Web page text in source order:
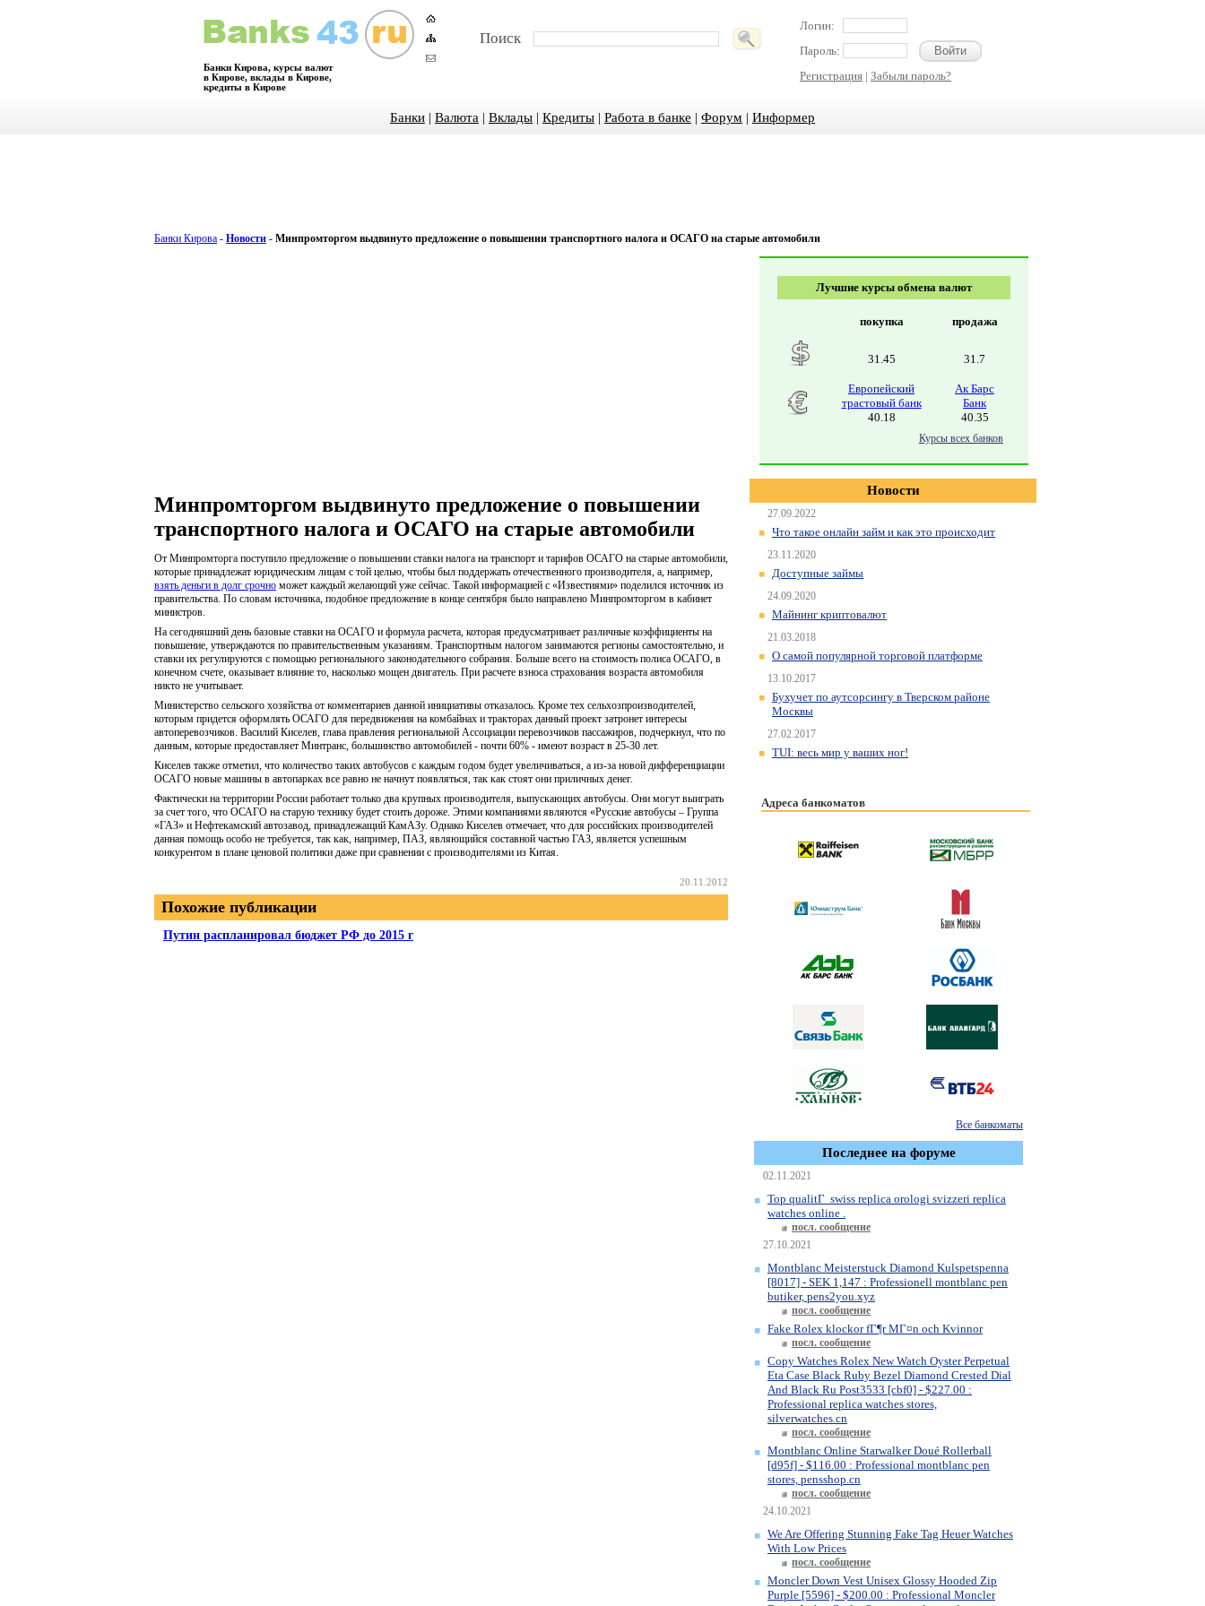
Банки Кирова, курсы валют
в Кирове, вклады в Кирове,
кредиты в Кирове
Поиск
Логин:
Пароль:
Регистрация | Забыли пароль?
Банки | Валюта | Вклады | Кредиты | Работа в банке | Форум | Информер
Банки Кирова - Новости - Минпромторгом выдвинуто предложение о повышении транспортного налога и ОСАГО на старые автомобили
Минпромторгом выдвинуто предложение о повышении
транспортного налога и ОСАГО на старые автомобили
От Минпромторга поступило предложение о повышении ставки налога на транспорт и тарифов ОСАГО на старые автомобили,
которые принадлежат юридическим лицам с той целью, чтобы был поддержать отечественного производителя, а, например,
взять деньги в долг срочно может каждый желающий уже сейчас. Такой информацией с «Известиями» поделился источник из
правительства. По словам источника, подобное предложение в конце сентября было направлено Минпромторгом в кабинет
министров.
На сегодняшний день базовые ставки на ОСАГО и формула расчета, которая предусматривает различные коэффициенты на
повышение, утверждаются по правительственным указаниям. Транспортным налогом занимаются регионы самостоятельно, и
ставки их регулируются с помощью регионального законодательного собрания. Больше всего на стоимость полиса ОСАГО, в
конечном счете, оказывает влияние то, насколько мощен двигатель. При расчете взноса страхования возраста автомобиля
никто не учитывает.
Министерство сельского хозяйства от комментариев данной инициативы отказалось. Кроме тех сельхозпроизводителей,
которым придется оформлять ОСАГО для передвижения на комбайнах и тракторах данный проект затронет интересы
автоперевозчиков. Василий Киселев, глава правления региональной Ассоциации перевозчиков пассажиров, подчеркнул, что по
данным, которые предоставляет Минтранс, большинство автомобилей - почти 60% - имеют возраст в 25-30 лет.
Киселев также отметил, что количество таких автобусов с каждым годом будет увеличиваться, а из-за новой дифференциации
ОСАГО новые машины в автопарках все равно не начнут появляться, так как стоят они приличных денег.
Фактически на территории России работает только два крупных производителя, выпускающих автобусы. Они могут выиграть
за счет того, что ОСАГО на старую технику будет стоить дороже. Этими компаниями являются «Русские автобусы – Группа
«ГАЗ» и Нефтекамский автозавод, принадлежащий КамАЗу. Однако Киселев отмечает, что для российских производителей
данная помощь особо не требуется, так как, например, ПАЗ, являющийся составной частью ГАЗ, является успешным
конкурентом в плане ценовой политики даже при сравнении с производителями из Китая.
20.11.2012
Похожие публикации
Путин распланировал бюджет РФ до 2015 г
Лучшие курсы обмена валют
покупка продажа
31.45 31.7
Европейский
трастовый банк
40.18
Ак Барс
Банк
40.35
Курсы всех банков
Новости
27.09.2022
Что такое онлайн займ и как это происходит
23.11.2020
Доступные займы
24.09.2020
Майнинг криптовалют
21.03.2018
О самой популярной торговой платформе
13.10.2017
Бухучет по аутсорсингу в Тверском районе
Москвы
27.02.2017
TUI: весь мир у ваших ног!
Адреса банкоматов
Все банкоматы
Последнее на форуме
02.11.2021
Top qualitГ swiss replica orologi svizzeri replica
watches online .
посл. сообщение
27.10.2021
Montblanc Meisterstuck Diamond Kulspetspenna
[8017] - SEK 1,147 : Professionell montblanc pen
butiker, pens2you.xyz
посл. сообщение
Fake Rolex klockor fГ¶r MГ¤n och Kvinnor
посл. сообщение
Copy Watches Rolex New Watch Oyster Perpetual
Eta Case Black Ruby Bezel Diamond Crested Dial
And Black Ru Post3533 [cbf0] - $227.00 :
Professional replica watches stores,
silverwatches.cn
посл. сообщение
Montblanc Online Starwalker Doué Rollerball
[d95f] - $116.00 : Professional montblanc pen
stores, pensshop.cn
посл. сообщение
24.10.2021
We Are Offering Stunning Fake Tag Heuer Watches
With Low Prices
посл. сообщение
Moncler Down Vest Unisex Glossy Hooded Zip
Purple [5596] - $200.00 : Professional Moncler